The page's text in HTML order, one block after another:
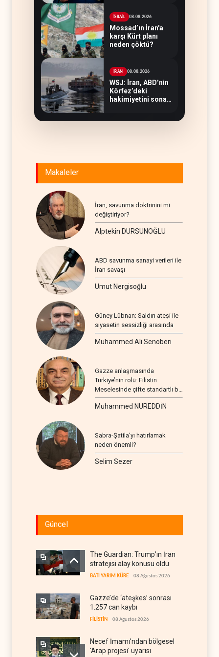
İSRAİL 08.08.2026
Mossad’ın İran'a
karşı Kürt planı
neden çöktü?
İRAN 08.08.2026
WSJ: İran, ABD’nin
Körfez’deki
hakimiyetini sona
Makaleler
İran, savunma doktrinini mi
değiştiriyor?
Alptekin DURSUNOĞLU
ABD savunma sanayi verileri ile
İran savaşı
Umut Nergisoğlu
Güney Lübnan; Saldırı ateşi ile
siyasetin sessizliği arasında
Muhammed Ali Senoberi
Gazze anlaşmasında
Türkiye’nin rolü: Filistin
Meselesinde çifte standartlı bir
seyir
Muhammed NUREDDİN
Sabra-Şatila’yı hatırlamak
neden önemli?
Selim Sezer
Güncel
The Guardian: Trump’ın İran
stratejisi alay konusu oldu
BATI YARIM KÜRE 08 Ağustos 2026
Gazze’de ‘ateşkes’ sonrası
1.257 can kaybı
FİLİSTİN 08 Ağustos 2026
Necef İmamı'ndan bölgesel
'Arap projesi' uyarısı